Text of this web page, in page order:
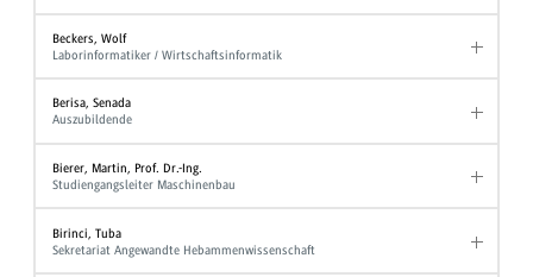
Beckers, Wolf
Laborinformatiker / Wirtschaftsinformatik
Berisa, Senada
Auszubildende
Bierer, Martin, Prof. Dr.-Ing.
Studiengangsleiter Maschinenbau
Birinci, Tuba
Sekretariat Angewandte Hebammenwissenschaft